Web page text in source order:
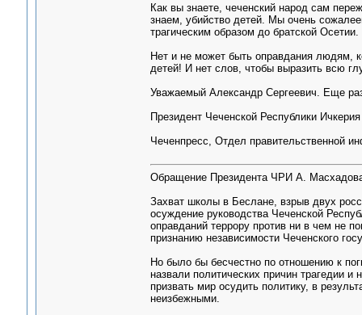
Как вы знаете, чеченский народ сам
знаем, убийство детей. Мы очень
трагическим образом до братской Осетии.
Нет и не может быть оправдания людям,
детей! И нет слов, чтобы выразить всю
Уважаемый Александр Сергеевич. Еще
Президент Чеченской Республики
Чеченпресс, Отдел правительственной
Обращение Президента ЧРИ А.
Захват школы в Беслане, взрыв двух
осуждение руководства Чеченской
оправданий террору против ни в чем не
признанию независимости Чеченского
Но было бы бесчестно по отношению к
назвали политических причин трагедии
призвать мир осудить политику, в
неизбежными.